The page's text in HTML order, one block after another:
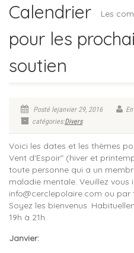
Les
Calendrier
pour les
soutien
Posté lejanvier 29, 2016
catégories:Divers
Voici les dates et les thèmes
Vent d'Espoir" (hiver et
toute personne qui a un
maladie mentale. Veuillez vous
info@cerclepolaire.com ou par
Soyez les bienvenus.
19h à 21h.
Janvier: